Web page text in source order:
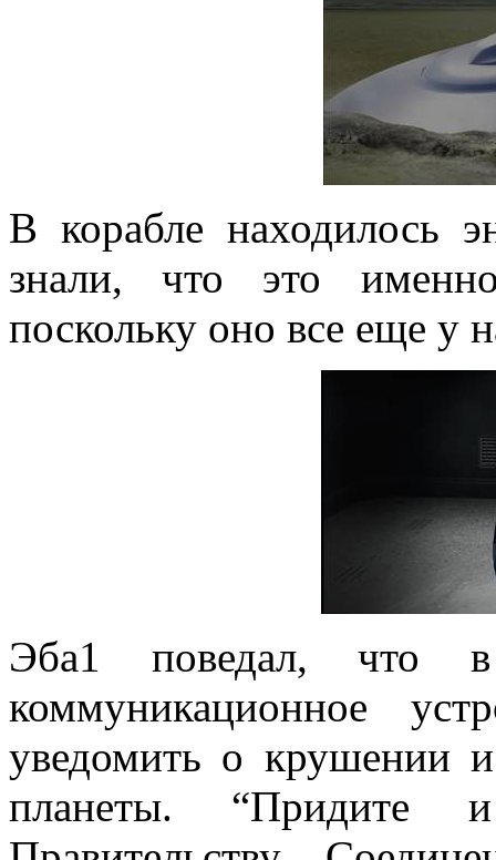
В корабле находилось
знали, что это именно
поскольку оно все еще у
Эба1 поведал, что
коммуникационное
уведомить о крушении
планеты. “Придите